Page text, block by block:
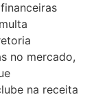
no mercado,
na receita